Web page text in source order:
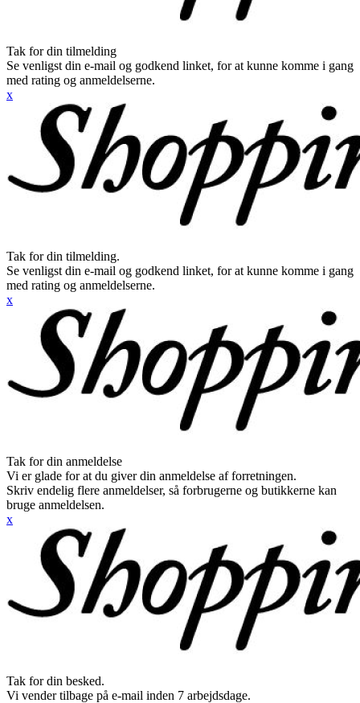
Tak for din tilmelding
Se venligst din e-mail og godkend linket, for at kunne komme i gang
med rating og anmeldelserne.
x
Tak for din tilmelding.
Se venligst din e-mail og godkend linket, for at kunne komme i gang
med rating og anmeldelserne.
x
Tak for din anmeldelse
Vi er glade for at du giver din anmeldelse af forretningen.
Skriv endelig flere anmeldelser, så forbrugerne og butikkerne kan
bruge anmeldelsen.
x
Tak for din besked.
Vi vender tilbage på e-mail inden 7 arbejdsdage.